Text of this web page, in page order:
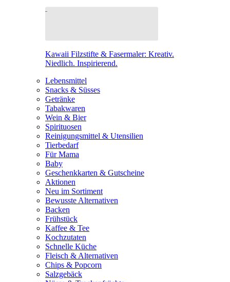
Kawaii Filzstifte & Fasermaler: Kreativ.
Niedlich. Inspirierend.
Lebensmittel
Snacks & Süsses
Getränke
Tabakwaren
Wein & Bier
Spirituosen
Reinigungsmittel & Utensilien
Tierbedarf
Für Mama
Baby
Geschenkkarten & Gutscheine
Aktionen
Neu im Sortiment
Bewusste Alternativen
Backen
Frühstück
Kaffee & Tee
Kochzutaten
Schnelle Küche
Fleisch & Alternativen
Chips & Popcorn
Salzgebäck